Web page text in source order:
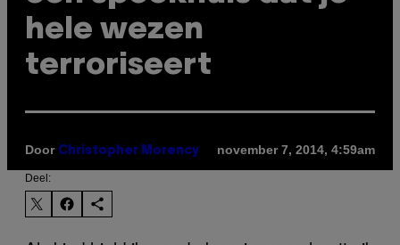
hele wezen
terroriseert
Door Christopher Morency november 7, 2014, 4:59am
Deel: